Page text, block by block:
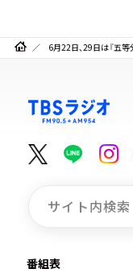
6月22日、29日は『五
番組表